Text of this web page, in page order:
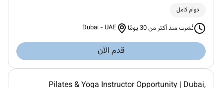
دوام كامل
نُشرت منذ أكثر من 30 يومًا Dubai -UAE
قدم الآن
Pilates & Yoga Instructor Opportunity | Dubai,